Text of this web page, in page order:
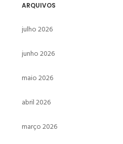
ARQUIVOS
julho 2026
junho 2026
maio 2026
abril 2026
março 2026